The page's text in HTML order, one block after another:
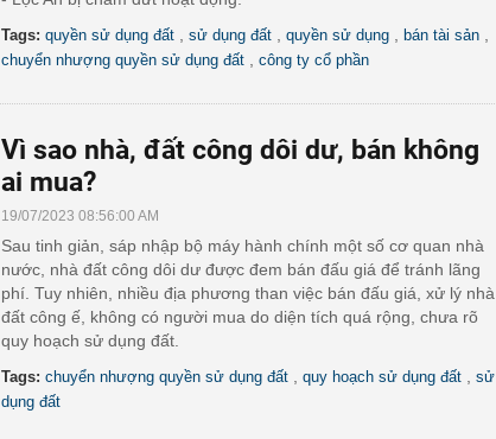
Tags: quyền sử dụng đất sử dụng đất quyền sử dụng bán tài sản
chuyển nhượng quyền sử dụng đất công ty cổ phần
Vì sao nhà, đất công dôi dư, bán không
ai mua?
19/07/2023 08:56:00 AM
Sau tinh giản, sáp nhập bộ máy hành chính một số cơ quan nhà
nước, nhà đất công dôi dư được đem bán đấu giá để tránh lãng
phí. Tuy nhiên, nhiều địa phương than việc bán đấu giá, xử lý nhà
đất công ế, không có người mua do diện tích quá rộng, chưa rõ
quy hoạch sử dụng đất.
Tags: chuyển nhượng quyền sử dụng đất quy hoạch sử dụng đất
sử
dụng đất